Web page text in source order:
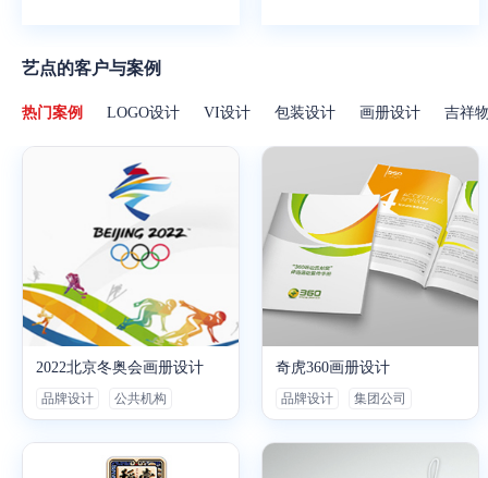
艺点的客户与案例
热门案例 LOGO设计 VI设计 包装设计 画册设计 吉祥
2022北京冬奥会画册设计
品牌设计 公共机构
奇虎360画册设计
品牌设计 集团公司